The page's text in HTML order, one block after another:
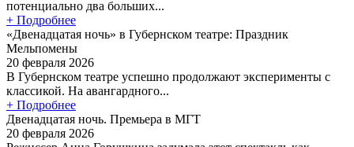
потенциально два больших...
+ Подробнее
«Двенадцатая ночь» в Губернском театре: Праздник
Мельпомены
20 февраля 2026
В Губернском театре успешно продолжают эксперименты с
классикой. На авангардного...
+ Подробнее
Двенадцатая ночь. Премьера в МГТ
20 февраля 2026